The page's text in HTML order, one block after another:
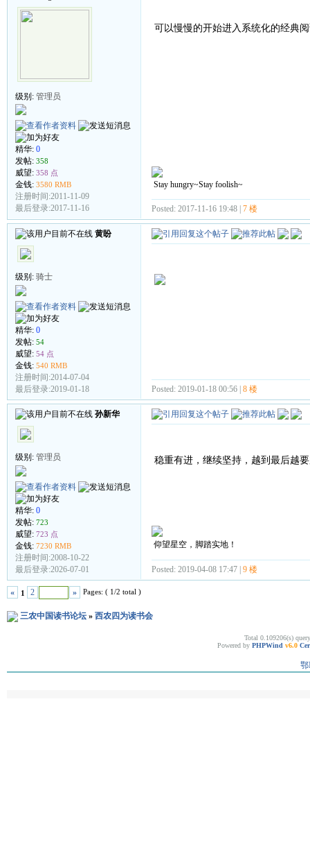
级别: 管理员
精华: 0
发帖: 358
威望: 358 点
金钱: 3580 RMB
注册时间:2011-11-09
最后登录:2017-11-16
可以慢慢的开始进入系统化的经典
Stay hungry~Stay foolish~
Posted: 2017-11-16 19:48 | 7 楼
黄盼
级别: 骑士
精华: 0
发帖: 54
威望: 54 点
金钱: 540 RMB
注册时间:2014-07-04
最后登录:2019-01-18
Posted: 2019-01-18 00:56 | 8 楼
孙新华
级别: 管理员
精华: 0
发帖: 723
威望: 723 点
金钱: 7230 RMB
注册时间:2008-10-22
最后登录:2026-07-01
稳重有进，继续坚持，越到最后越
仰望星空，脚踏实地！
Posted: 2019-04-08 17:47 | 9 楼
« 1 2 » Pages: ( 1/2 total )
三农中国读书论坛» 西农四为读书会
Total 0.109206(s)
Powered by PHPWind v6.0
鄂